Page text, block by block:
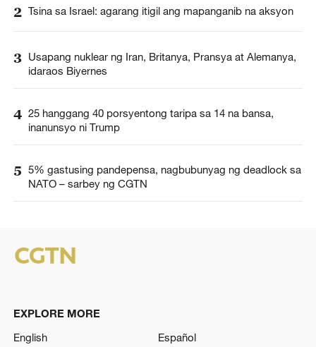
2 Tsina sa Israel: agarang itigil ang mapanganib na aksyon
3 Usapang nuklear ng Iran, Britanya, Pransya at Alemanya,
idaraos Biyernes
4 25 hanggang 40 porsyentong taripa sa 14 na bansa,
inanunsyo ni Trump
5 5% gastusing pandepensa, nagbubunyag ng deadlock sa
NATO – sarbey ng CGTN
EXPLORE MORE
English
Español